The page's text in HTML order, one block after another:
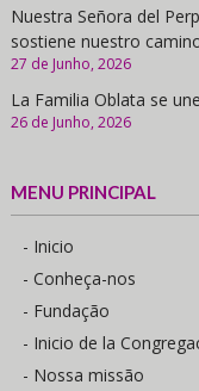
Nuestra Señora del
sostiene nuestro
27 de Junho, 2026
La Familia Oblata se
26 de Junho, 2026
MENU PRINCIPAL
- Inicio
- Conheça-nos
- Fundação
- Inicio de la
- Nossa missão